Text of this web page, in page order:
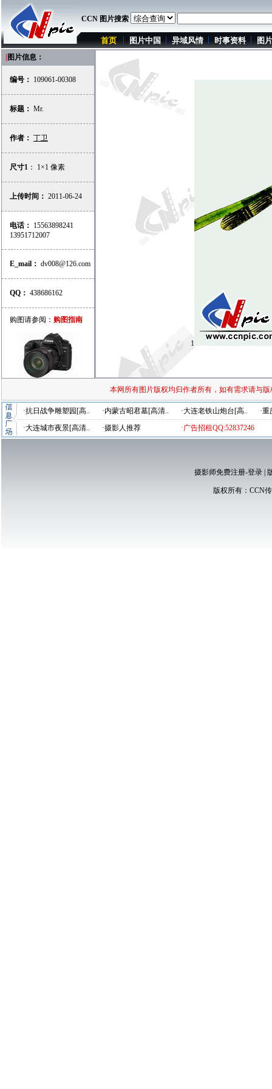
CCN 图片搜索
首页 图片中国 异域风情 时事资料 图
图片信息：
编号： 109061-00308
标题： Mr.
作者： 丁卫
尺寸1 ： 1×1 像素
上传时间： 2011-06-24
电话： 15563898241
13951712007
E_mail： dv008@126.com
QQ： 438686162
购图请参阅： 购图指南
1
本网所有图片版权均归作者所有，如有需求请与
·抗日战争雕塑园[高.. ·内蒙古昭君墓[高清.. ·大连老铁山炮台[高..
·
·大连城市夜景[高清..
·摄影人推荐 ·广告招租QQ:52837246
摄影师免费注册-登录|
版权所有： CCN